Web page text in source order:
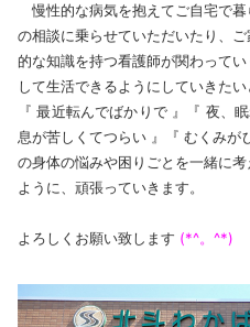
慢性的な病気を抱えてご自宅で
の相談に乗らせていただいたり、
的な知識を持つ看護師が関わって
して生活できるようにしていきたい
『 最近転んでばかりで 』『 夜、
息が苦しくてつらい 』『 むくみが
の身体の悩みや困りごとを一緒に
ように、頑張っていきます。
よろしくお願い致します (*^。^*)